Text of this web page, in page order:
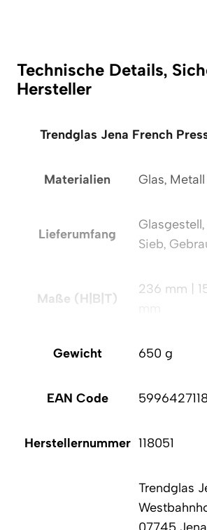
Technische Details,
Hersteller
Trendglas Jena French
Materialien Glas, Metall
Lieferumfang
Sieb,
Maße (H|B|T)
236 mm |
Gewicht 650 g
EAN Code
Herstellernummer 118051
Trendglas